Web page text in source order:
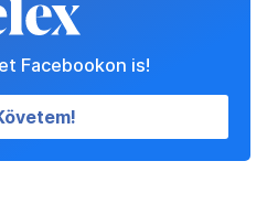
Facebookon is!